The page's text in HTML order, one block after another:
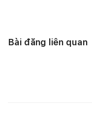
Bài đăng liên quan